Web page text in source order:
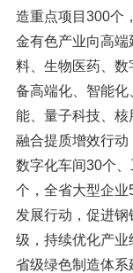
造重点项目300个
金有色产业向高
料、生物医药、
备高端化、智能
能、量子科技、
融合提质增效行
数字化车间30个
个，全省大型企
发展行动，促进
级，持续优化产
省级绿色制造体